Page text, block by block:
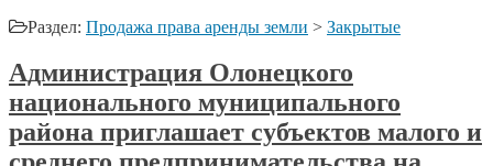
Раздел: Продажа права аренды земли > Закрытые
Администрация Олонецкого
национального муниципального
района приглашает субъектов малого и